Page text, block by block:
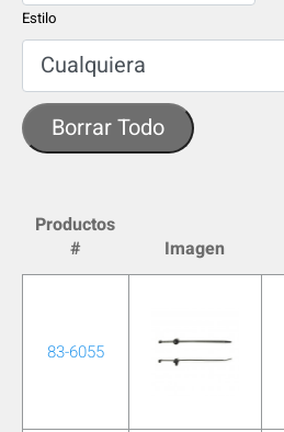
Estilo
Borrar Todo
Productos
#
Imagen
83-6055